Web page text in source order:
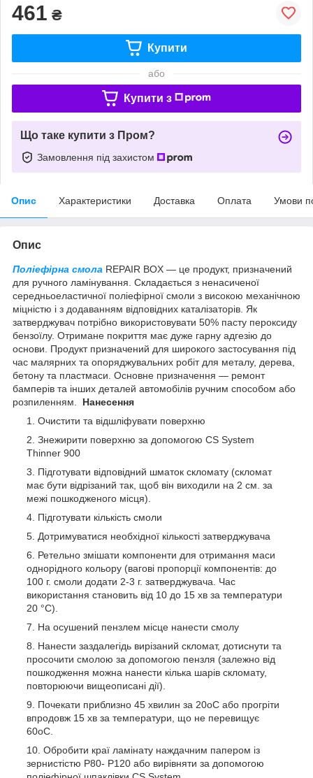
461 ₴
Купити
або
Купити з
Що таке купити з Пром?
Замовлення під захистом
Опис Характеристики Доставка Оплата Умови
Опис
Поліефірна смола REPAIR BOX — це продукт, призначений
для ручного ламінування. Складається з ненасиченої
середньоеластичної поліефірної смоли з високою механічною
міцністю і з додаванням відповідних каталізаторів. Як
затверджувач потрібно використовувати 50% пасту пероксиду
бензоїлу. Отримане покриття має дуже гарну адгезію до
основи. Продукт призначений для широкого застосування під
час малярних та опоряджувальних робіт для металу, дерева,
бетону та пластмаси. Основне призначення — ремонт
бамперів та інших деталей автомобілів ручним способом або
розпиленням. Нанесення
Очистити та відшліфувати поверхню
Знежирити поверхню за допомогою CS System
Thinner 900
Підготувати відповідний шматок скломату (скломат
має бути відрізаний так, щоб він виходили на 2 см. за
межі пошкодженого місця).
Підготувати кількість смоли
Дотримуватися необхідної кількості затверджувача
Ретельно змішати компоненти для отримання маси
однорідного кольору (вагові пропорції компонентів: до
100 г. смоли додати 2-3 г. затверджувача. Час
використання становить від 10 до 15 хв за температури
20 °C).
На осушений пензлем місце нанести смолу
Нанести заздалегідь вирізаний скломат, дотиснути та
просочити смолою за допомогою пензля (залежно від
пошкодження можна нанести кілька шарів скломату,
повторюючи вищеописані дії).
Почекати приблизно 45 хвилин за 20oС або прогріти
впродовж 15 хв за температури, що не перевищує
60oС.
Обробити краї ламінату наждачним папером із
зернистістю Р80- Р120 або вирівняти за допомогою